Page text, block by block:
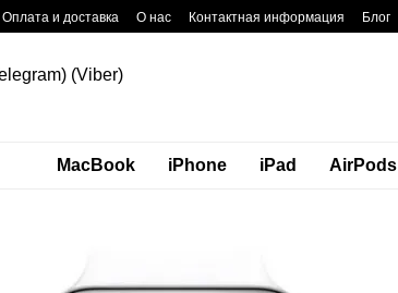
Оплата и доставка О нас Контактная информация Блог
(Viber)
MacBook iPhone iPad AirPods